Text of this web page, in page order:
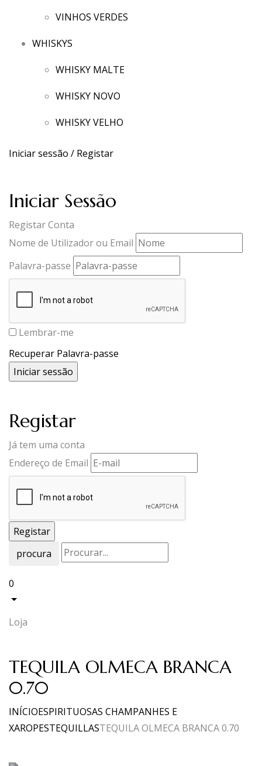
VINHOS VERDES
WHISKYS
WHISKY MALTE
WHISKY NOVO
WHISKY VELHO
Iniciar sessão / Registar
Iniciar Sessão
Registar Conta
Nome de Utilizador ou Email
Palavra-passe
Lembrar-me
Recuperar Palavra-passe
Registar
Já tem uma conta
Endereço de Email
procura
0
Loja
TEQUILA OLMECA BRANCA
0.70
INÍCIOESPIRITUOSAS CHAMPANHES E
XAROPESTEQUILLASTEQUILA OLMECA BRANCA 0.70